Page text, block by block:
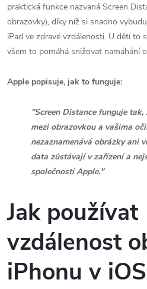
praktická funkce nazvaná Screen
obrazovky), díky níž si snadno
iPad ve zdravé vzdálenosti. U dětí to
všem to pomáhá snižovat namáhání
Apple popisuje, jak to funguje:
"Screen Distance funguje tak,
mezi obrazovkou a vašima
nezaznamenává obrázky ani
data zůstávají v zařízení a
společností Apple."
Jak používat
vzdálenost
iPhonu v